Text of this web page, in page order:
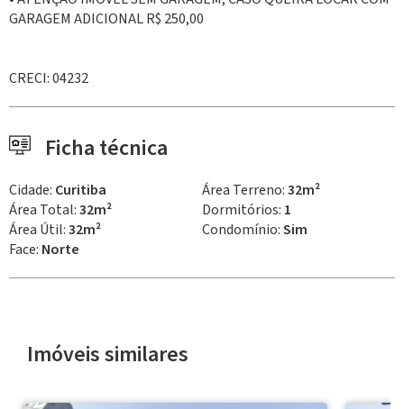
GARAGEM ADICIONAL R$ 250,00
CRECI: 04232
Ficha técnica
Cidade: Curitiba Área Terreno:32m²
Área Total:32m² Dormitórios: 1
Área Útil:32m² Condomínio:Sim
Face: Norte
Imóveis similares